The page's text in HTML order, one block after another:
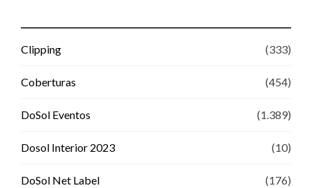
Clipping (333)
Coberturas (454)
DoSol Eventos (1.389)
Dosol Interior 2023 (10)
DoSol Net Label (176)